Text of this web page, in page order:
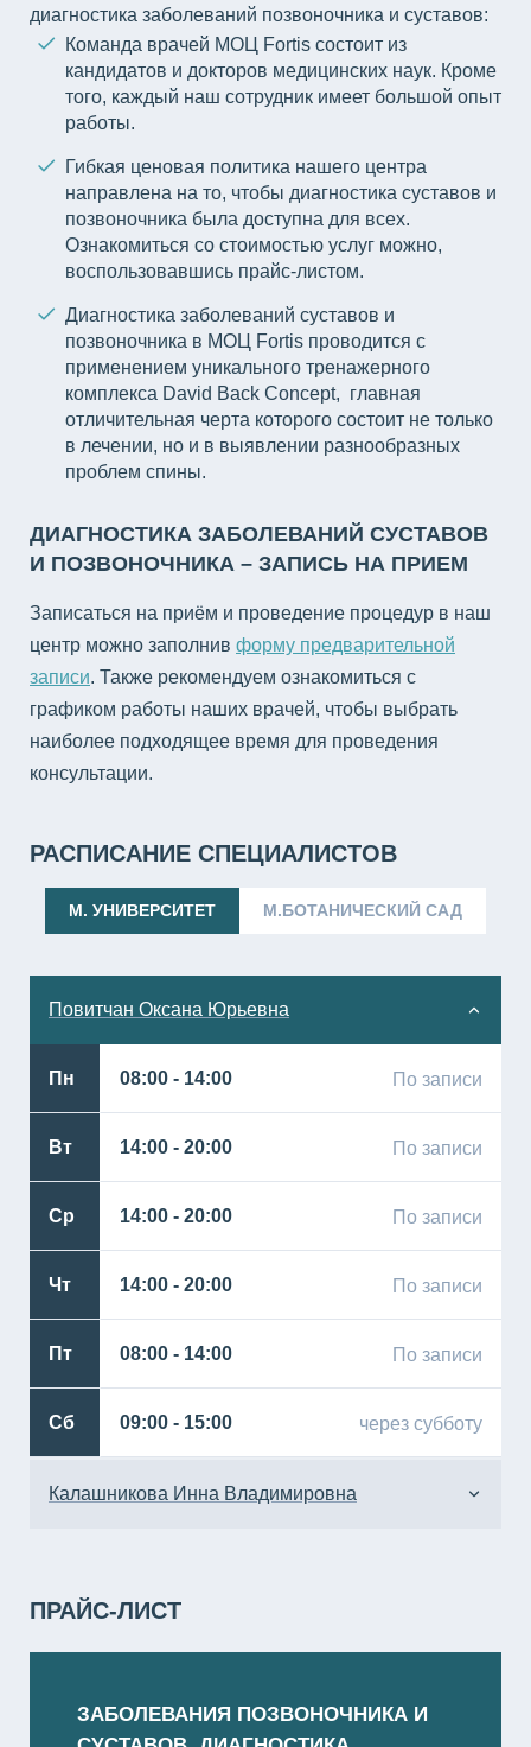
диагностика заболеваний позвоночника и суставов:
Команда врачей МОЦ Fortis состоит из
кандидатов и докторов медицинских наук. Кроме
того, каждый наш сотрудник имеет большой опыт
работы.
Гибкая ценовая политика нашего центра
направлена на то, чтобы диагностика суставов и
позвоночника была доступна для всех.
Ознакомиться со стоимостью услуг можно,
воспользовавшись прайс-листом.
Диагностика заболеваний суставов и
позвоночника в МОЦ Fortis проводится с
применением уникального тренажерного
комплекса David Back Concept, главная
отличительная черта которого состоит не только
в лечении, но и в выявлении разнообразных
проблем спины.
ДИАГНОСТИКА ЗАБОЛЕВАНИЙ СУСТАВОВ
И ПОЗВОНОЧНИКА – ЗАПИСЬ НА ПРИЕМ
Записаться на приём и проведение процедур в наш
центр можно заполнив форму предварительной
записи. Также рекомендуем ознакомиться с
графиком работы наших врачей, чтобы выбрать
наиболее подходящее время для проведения
консультации.
РАСПИСАНИЕ СПЕЦИАЛИСТОВ
М. УНИВЕРСИТЕТ М.БОТАНИЧЕСКИЙ САД
Повитчан Оксана Юрьевна
Пн 08:00 - 14:00 По записи
Вт 14:00 - 20:00 По записи
Ср 14:00 - 20:00 По записи
Чт 14:00 - 20:00 По записи
Пт 08:00 - 14:00 По записи
Сб 09:00 - 15:00 через субботу
Калашникова Инна Владимировна
ПРАЙС-ЛИСТ
ЗАБОЛЕВАНИЯ ПОЗВОНОЧНИКА И